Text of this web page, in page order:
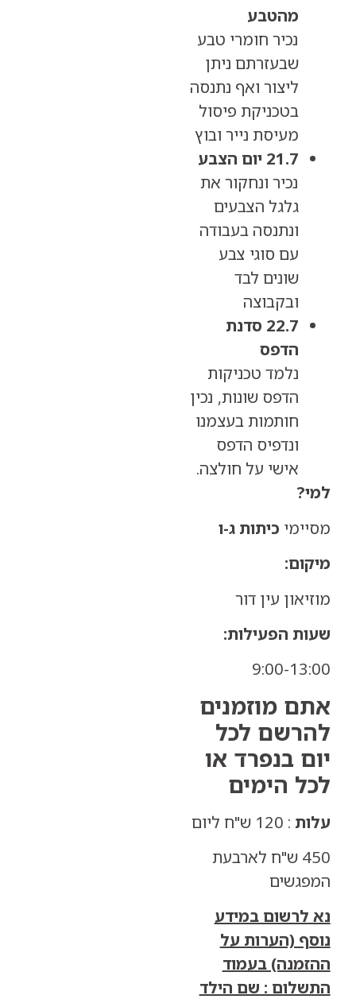
מהטבע
נכיר חומרי טבע
שבעזרתם ניתן
ליצור ואף נתנסה
בטכניקת פיסול
מעיסת נייר ובוץ
21.7 יום הצבע
נכיר ונחקור את
גלגל הצבעים
ונתנסה בעבודה
עם סוגי צבע
שונים לבד
ובקבוצה
22.7 סדנת
נלמד טכניקות
הדפס שונות, נכין
חותמות בעצמנו
ונדפיס הדפס
אישי על חולצה.
כיתות ג-ו
עין דור
הפעילות:
9:00-
מוזמנים
לכל
בנפרד או
הימים
450 ש"ח לארבעת
במידע
(הערות על
בעמוד
: שם הילד